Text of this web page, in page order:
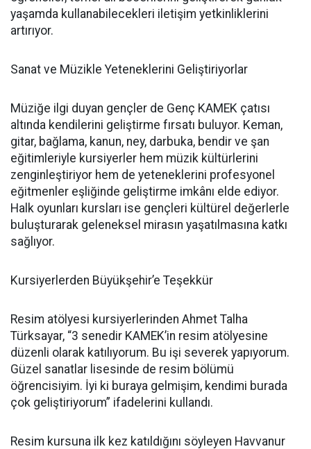
yaşamda kullanabilecekleri iletişim yetkinliklerini
artırıyor.
Sanat ve Müzikle Yeteneklerini Geliştiriyorlar
Müziğe ilgi duyan gençler de Genç KAMEK çatısı
altında kendilerini geliştirme fırsatı buluyor. Keman,
gitar, bağlama, kanun, ney, darbuka, bendir ve şan
eğitimleriyle kursiyerler hem müzik kültürlerini
zenginleştiriyor hem de yeteneklerini profesyonel
eğitmenler eşliğinde geliştirme imkânı elde ediyor.
Halk oyunları kursları ise gençleri kültürel değerlerle
buluşturarak geleneksel mirasın yaşatılmasına katkı
sağlıyor.
Kursiyerlerden Büyükşehir’e Teşekkür
Resim atölyesi kursiyerlerinden Ahmet Talha
Türksayar, “3 senedir KAMEK’in resim atölyesine
düzenli olarak katılıyorum. Bu işi severek yapıyorum.
Güzel sanatlar lisesinde de resim bölümü
öğrencisiyim. İyi ki buraya gelmişim, kendimi burada
çok geliştiriyorum” ifadelerini kullandı.
Resim kursuna ilk kez katıldığını söyleyen Havvanur